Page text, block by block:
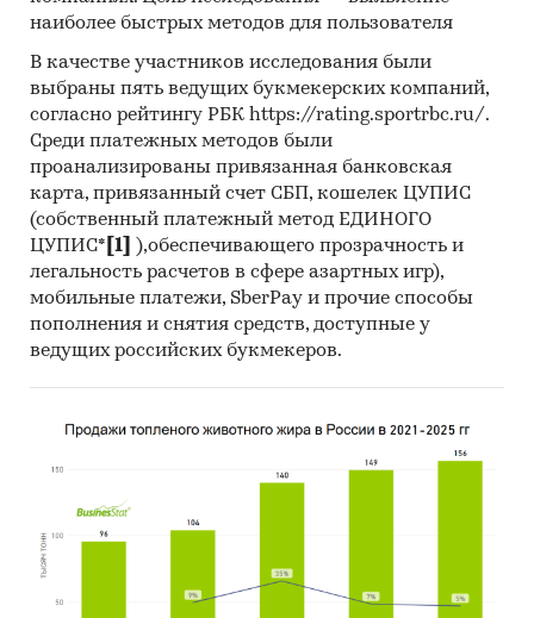
наиболее быстрых методов для пользователя
В качестве участников исследования были
выбраны пять ведущих букмекерских компаний,
согласно рейтингу РБК https://rating.sportrbc.ru/.
Среди платежных методов были
проанализированы привязанная банковская
карта, привязанный счет СБП, кошелек ЦУПИС
(собственный платежный метод ЕДИНОГО
ЦУПИС* [1]
),обеспечивающего прозрачность и
легальность расчетов в сфере азартных игр),
мобильные платежи, SberPay и прочие способы
пополнения и снятия средств, доступные у
ведущих российских букмекеров.